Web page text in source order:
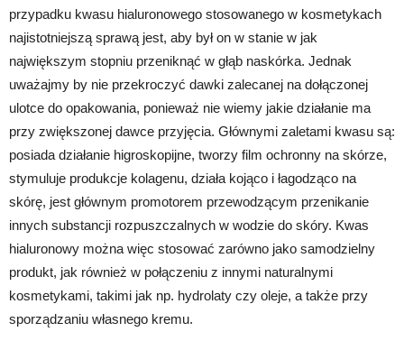
przypadku kwasu hialuronowego stosowanego w kosmetykach
najistotniejszą sprawą jest, aby był on w stanie w jak
największym stopniu przeniknąć w głąb naskórka. Jednak
uważajmy by nie przekroczyć dawki zalecanej na dołączonej
ulotce do opakowania, ponieważ nie wiemy jakie działanie ma
przy zwiększonej dawce przyjęcia. Głównymi zaletami kwasu są:
posiada działanie higroskopijne, tworzy film ochronny na skórze,
stymuluje produkcje kolagenu, działa kojąco i łagodząco na
skórę, jest głównym promotorem przewodzącym przenikanie
innych substancji rozpuszczalnych w wodzie do skóry. Kwas
hialuronowy można więc stosować zarówno jako samodzielny
produkt, jak również w połączeniu z innymi naturalnymi
kosmetykami, takimi jak np. hydrolaty czy oleje, a także przy
sporządzaniu własnego kremu.